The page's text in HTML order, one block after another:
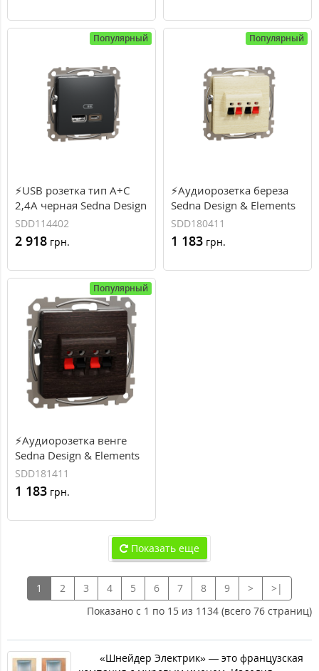
Популярный
⚡USB розетка тип A+C
2,4A черная Sedna Design
Schneider Electric
(SDD114402)
SDD114402
2 918 грн.
Популярный
⚡Аудиорозетка береза
Sedna Design & Elements
(SDD180411)
SDD180411
1 183 грн.
Популярный
⚡Аудиорозетка венге
Sedna Design & Elements
(SDD181411)
SDD181411
1 183 грн.
Показать еще
1 2 3 4 5 6 7 8 9 >
>|
Показано с 1 по 15 из 1134 (всего 76 страниц)
«Шнейдер Электрик» — это французская